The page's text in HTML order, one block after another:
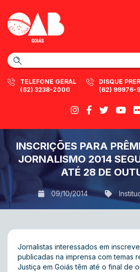
TELEFONE GERAL
(62) 3238-2000
DISQUE
(62) 99976-
INSCRIÇÕES PARA
JORNALISMO 2014
ATÉ 28 DE
09/10/2014
Jornalistas interessados em
publicadas na imprensa com temas
Justiça em Goiás têm até o final de